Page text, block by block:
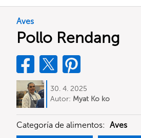
Aves
Pollo Rendang
30. 4. 2025
Autor: Myat Ko ko
Categoría de alimentos: Aves